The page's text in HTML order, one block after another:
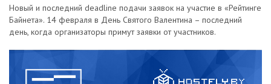
Новый и последний deadline подачи заявок на участие в «Рейтинге
Байнета». 14 февраля в День Святого Валентина – последний
день, когда организаторы примут заявки от участников.